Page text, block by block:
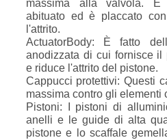
massima alla valvola. È
abituato ed è placcato
l'attrito.
ActuatorBody: È fatto
anodizzata di cui fornisce il
e riduce l'attrito del pistone.
Cappucci protettivi: Questi
massima contro gli elementi
Pistoni: I pistoni di
anelli e le guide di alta
pistone e lo scaffale